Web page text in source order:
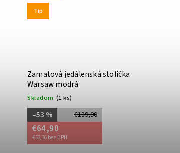
Tip
Zamatová jedálenská stolička
Warsaw modrá
Skladom (1 ks)
€139,90
–53 %
€64,90
€52,76 bez DPH